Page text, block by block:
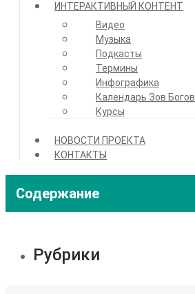
ИНТЕРАКТИВНЫЙ КОНТЕНТ
Видео
Музыка
Подкасты
Термины
Инфографика
Календарь Зов Богов
Курсы
НОВОСТИ ПРОЕКТА
КОНТАКТЫ
Содержание
Рубрики